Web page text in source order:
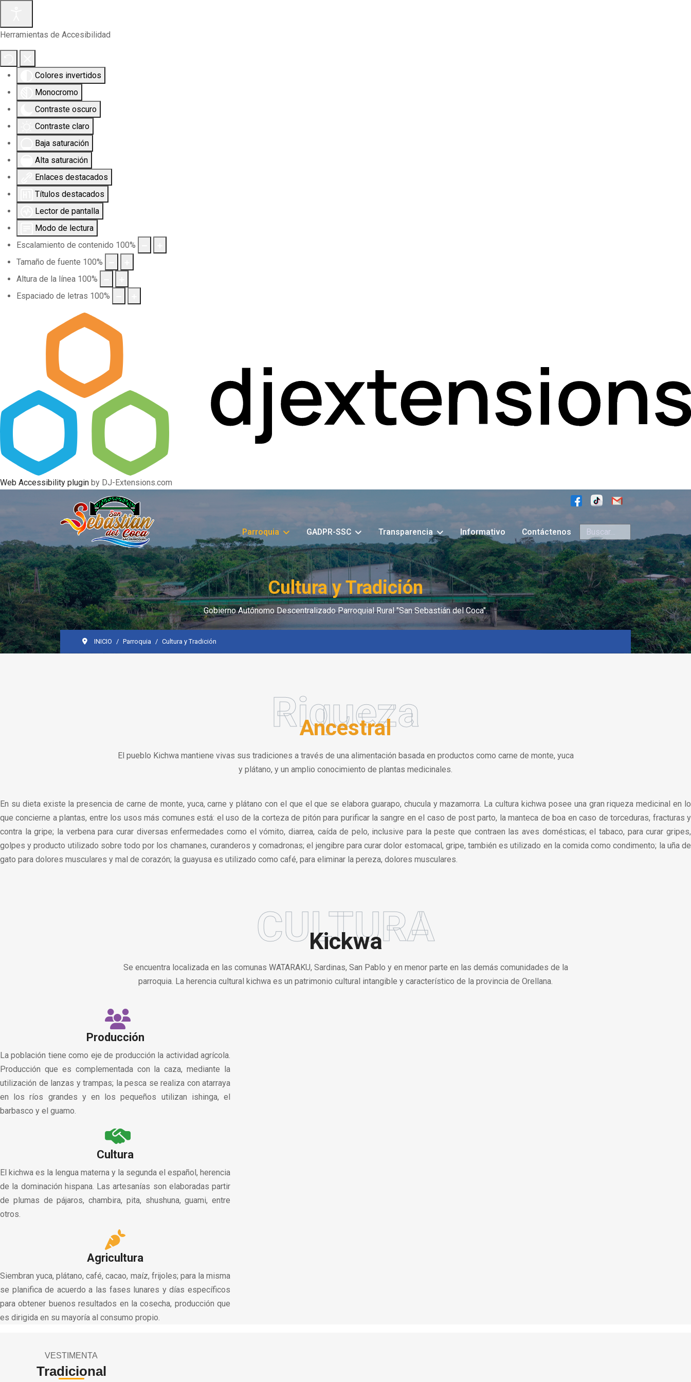
Herramientas de Accesibilidad
Colores invertidos
Monocromo
Contraste oscuro
Contraste claro
Baja saturación
Alta saturación
Enlaces destacados
Títulos destacados
Lector de pantalla
Modo de lectura
Escalamiento de contenido 100%
Tamaño de fuente 100%
Altura de la línea 100%
Espaciado de letras 100%
Web Accessibility plugin by DJ-Extensions.com
Parroquia GADPR-SSC Transparencia Informativo Contáctenos Buscar
Cultura y Tradición
Gobierno Autónomo Descentralizado Parroquial Rural "San Sebastián del Coca".
INICIO Parroquia Cultura y Tradición
Riqueza
Ancestral
El pueblo Kichwa mantiene vivas sus tradiciones a través de una alimentación basada en productos como carne de monte, yuca
y plátano, y un amplio conocimiento de plantas medicinales.
En su dieta existe la presencia de carne de monte, yuca, carne y plátano con el que el que se elabora guarapo, chucula y mazamorra. La cultura kichwa posee una gran riqueza medicinal en lo
que concierne a plantas, entre los usos más comunes está: el uso de la corteza de pitón para purificar la sangre en el caso de post parto, la manteca de boa en caso de torceduras, fracturas y
contra la gripe; la verbena para curar diversas enfermedades como el vómito, diarrea, caída de pelo, inclusive para la peste que contraen las aves domésticas; el tabaco, para curar gripes,
golpes y producto utilizado sobre todo por los chamanes, curanderos y comadronas; el jengibre para curar dolor estomacal, gripe, también es utilizado en la comida como condimento; la uña de
gato para dolores musculares y mal de corazón; la guayusa es utilizado como café, para eliminar la pereza, dolores musculares.
CULTURA
Kickwa
Se encuentra localizada en las comunas WATARAKU, Sardinas, San Pablo y en menor parte en las demás comunidades de la
parroquia. La herencia cultural kichwa es un patrimonio cultural intangible y característico de la provincia de Orellana.
Producción
La población tiene como eje de producción la actividad agrícola.
Producción que es complementada con la caza, mediante la
utilización de lanzas y trampas; la pesca se realiza con atarraya
en los ríos grandes y en los pequeños utilizan ishinga, el
barbasco y el guamo.
Cultura
El kichwa es la lengua materna y la segunda el español, herencia
de la dominación hispana. Las artesanías son elaboradas partir
de plumas de pájaros, chambira, pita, shushuna, guami, entre
otros.
Agricultura
Siembran yuca, plátano, café, cacao, maíz, frijoles; para la misma
se planifica de acuerdo a las fases lunares y días específicos
para obtener buenos resultados en la cosecha, producción que
es dirigida en su mayoría al consumo propio.
VESTIMENTA
Tradicional